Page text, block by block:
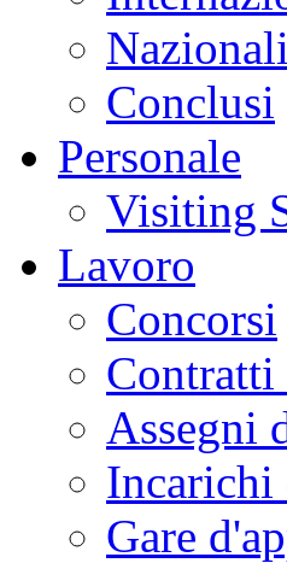
Nazionali
Conclusi
Personale
Visiting
Lavoro
Concorsi
Contratti
Assegni
Incarichi
Gare